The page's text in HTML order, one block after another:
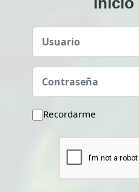
Usuario
Contraseña
Recordarme